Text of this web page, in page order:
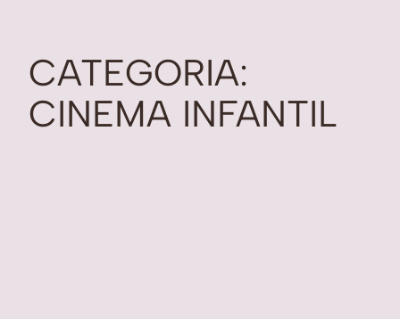
CATEGORIA:
CINEMA INFANTIL